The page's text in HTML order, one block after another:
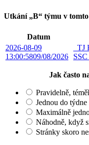
Utkání „B“ týmu v
Datum
2026-08-09
13:00:5809/08/2026
TJ
Jak často
Pravidelně,
Jednou do týdne
Maximálně
Náhodně, když
Stránky skoro